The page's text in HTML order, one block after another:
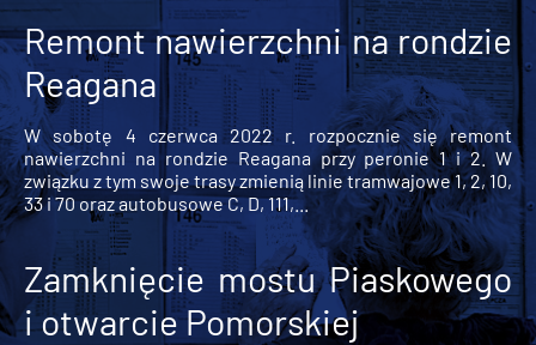
Remont nawierzchni na rondzie
Reagana
W sobotę 4 czerwca 2022 r. rozpocznie się remont
nawierzchni na rondzie Reagana przy peronie 1 i 2. W
związku z tym swoje trasy zmienią linie tramwajowe 1, 2, 10,
33 i 70 oraz autobusowe C, D, 111,...
Zamknięcie mostu Piaskowego
i otwarcie Pomorskiej